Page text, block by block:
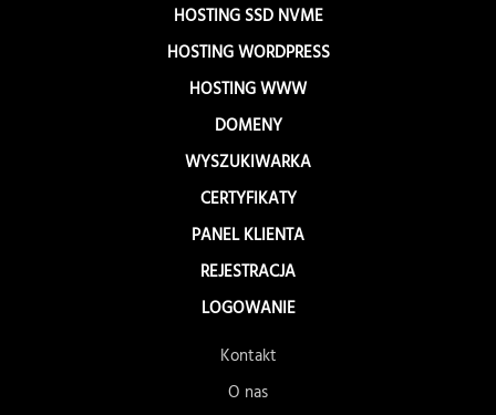
HOSTING SSD NVME
HOSTING WORDPRESS
HOSTING WWW
DOMENY
WYSZUKIWARKA
CERTYFIKATY
PANEL KLIENTA
REJESTRACJA
LOGOWANIE
Kontakt
O nas